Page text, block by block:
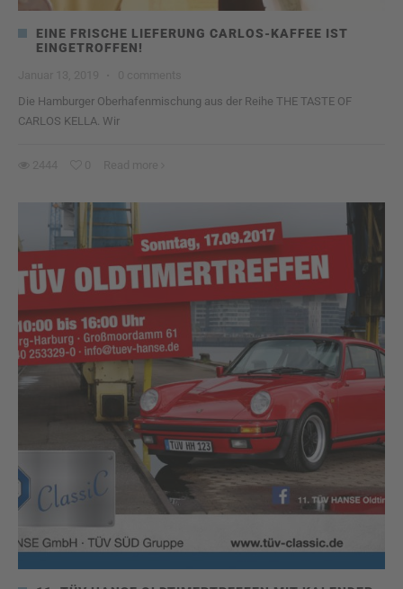
EINE FRISCHE LIEFERUNG CARLOS-KAFFEE IST
EINGETROFFEN!
Die Hamburger Oberhafenmischung aus der Reihe THE TASTE OF
CARLOS KELLA. Wir